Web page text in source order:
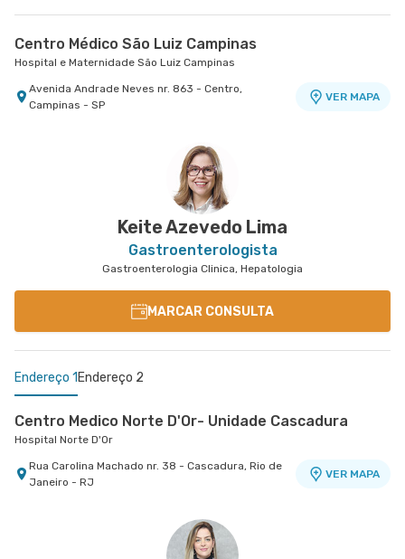
Centro Médico São Luiz Campinas
Hospital e Maternidade São Luiz Campinas
Avenida Andrade Neves nr. 863 - Centro,
Campinas - SP
VER MAPA
Keite Azevedo Lima
Gastroenterologista
Gastroenterologia Clinica, Hepatologia
MARCAR CONSULTA
Endereço 1 Endereço 2
Centro Medico Norte D'Or- Unidade Cascadura
Hospital Norte D'Or
Rua Carolina Machado nr. 38 - Cascadura, Rio de
Janeiro - RJ
VER MAPA
Rua da Gloria nr. 122 5° Andar - Gloria, Rio de